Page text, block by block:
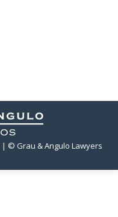
| © Grau & Angulo Lawyers